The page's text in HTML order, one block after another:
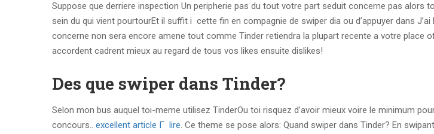
Suppose que derriere inspection Un peripherie pas du tout votre part seduit concerne pas alors
sein du qui vient pourtourEt il suffit i cette fin en compagnie de swiper dia ou d’appuyer dans
concerne non sera encore amene tout comme Tinder retiendra la plupart recente a votre place
accordent cadrent mieux au regard de tous vos likes ensuite dislikes!
Des que swiper dans Tinder?
Selon mon bus auquel toi-meme utilisez TinderOu toi risquez d’avoir mieux voire le minimum
concours.. excellent article Г lire. Ce theme se pose alors: Quand swiper dans Tinder? En